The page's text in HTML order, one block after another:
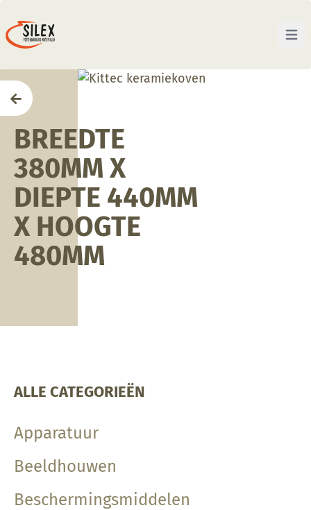
Open
BREEDTE
380MM X
DIEPTE 440MM
X HOOGTE
480MM
ALLE CATEGORIEËN
Apparatuur
Beeldhouwen
Beschermingsmiddelen